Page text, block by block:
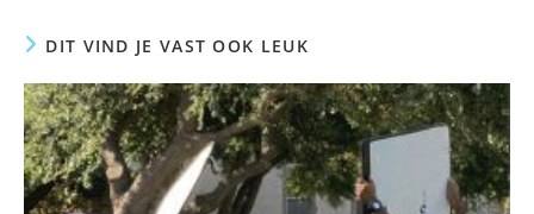
DIT VIND JE VAST OOK LEUK